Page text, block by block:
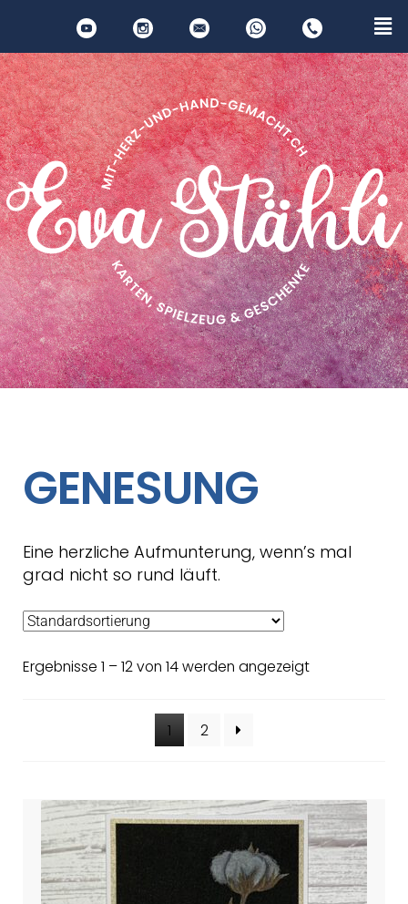
GENESUNG
Eine herzliche Aufmunterung, wenn’s mal
grad nicht so rund läuft.
Ergebnisse 1 – 12 von 14 werden angezeigt
1 2